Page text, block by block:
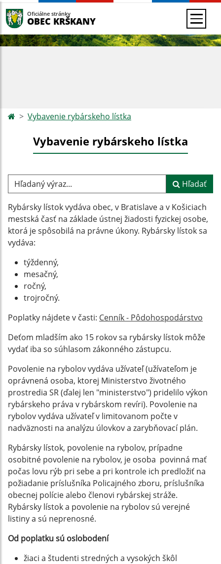
Oficiálne stránky
OBEC KRŠKANY
Vybavenie rybárskeho lístka
Vybavenie rybárskeho lístka
Hľadaný výraz... Hľadať
Rybársky lístok vydáva obec, v Bratislave a v Košiciach
mestská časť na základe ústnej žiadosti fyzickej osobe,
ktorá je spôsobilá na právne úkony. Rybársky lístok sa
vydáva:
týždenný,
mesačný,
ročný,
trojročný.
Poplatky nájdete v časti: Cenník - Pôdohospodárstvo
Deťom mladším ako 15 rokov sa rybársky lístok môže
vydať iba so súhlasom zákonného zástupcu.
Povolenie na rybolov vydáva užívateľ (užívateľom je
oprávnená osoba, ktorej Ministerstvo životného
prostredia SR (ďalej len "ministerstvo") pridelilo výkon
rybárskeho práva v rybárskom revíri). Povolenie na
rybolov vydáva užívateľ v limitovanom počte v
nadväznosti na analýzu úlovkov a zarybňovací plán.
Rybársky lístok, povolenie na rybolov, prípadne
osobitné povolenie na rybolov, je osoba povinná mať
počas lovu rýb pri sebe a pri kontrole ich predložiť na
požiadanie príslušníka Policajného zboru, príslušníka
obecnej polície alebo členovi rybárskej stráže.
Rybársky lístok a povolenie na rybolov sú verejné
listiny a sú neprenosné.
Od poplatku sú oslobodení
žiaci a študenti stredných a vysokých škôl